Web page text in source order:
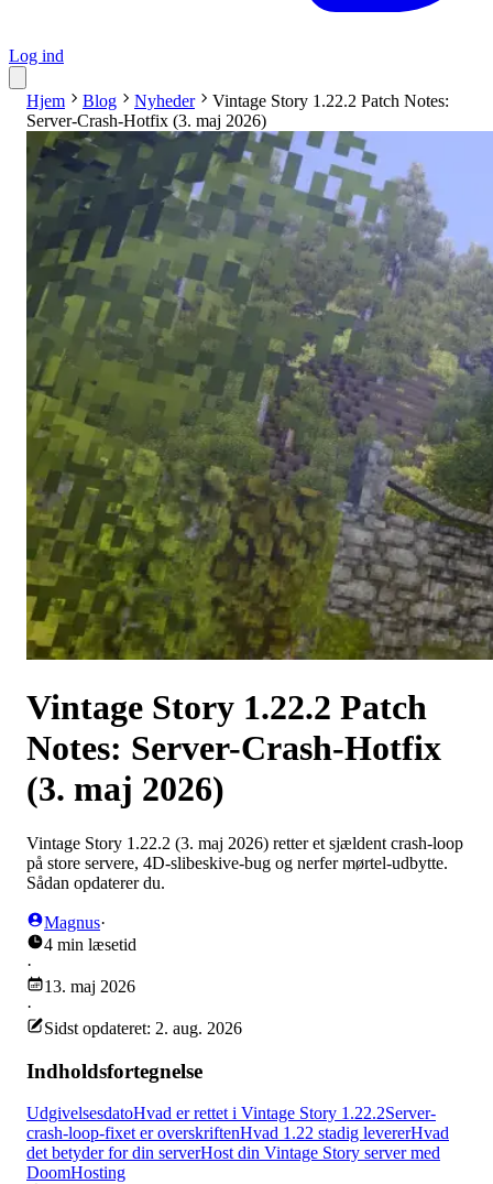
Log ind
Hjem Blog Nyheder
Vintage Story 1.22.2 Patch Notes:
Server-Crash-Hotfix (3. maj 2026)
Vintage Story 1.22.2 Patch
Notes: Server-Crash-Hotfix
(3. maj 2026)
Vintage Story 1.22.2 (3. maj 2026) retter et sjældent crash-loop
på store servere, 4D-slibeskive-bug og nerfer mørtel-udbytte.
Sådan opdaterer du.
Magnus·
4 min læsetid
·
13. maj 2026
·
Sidst opdateret: 2. aug. 2026
Indholdsfortegnelse
UdgivelsesdatoHvad er rettet i Vintage Story 1.22.2Server-
crash-loop-fixet er overskriftenHvad 1.22 stadig levererHvad
det betyder for din serverHost din Vintage Story server med
DoomHosting